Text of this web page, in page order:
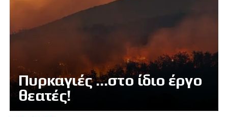
Πυρκαγιές …στο ίδιο έργο
θεατές!